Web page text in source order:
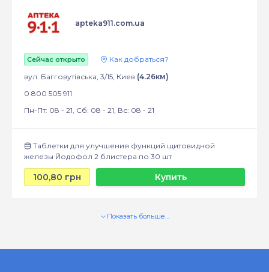
apteka911.com.ua
Сейчас открыто
Как добраться?
вул. Багговутівська, 3/15, Киев (4.26км)
0 800 505 911
Пн-Пт: 08 - 21, Сб: 08 - 21, Вс: 08 - 21
Таблетки для улучшения функций щитовидной
железы Йодофол 2 блистера по 30 шт
100,80 грн Купить
Показать больше…